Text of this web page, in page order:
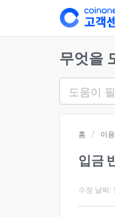
무엇을
홈 이
입금
수정 날짜: